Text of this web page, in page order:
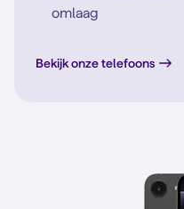
omlaag
Bekijk onze telefoons